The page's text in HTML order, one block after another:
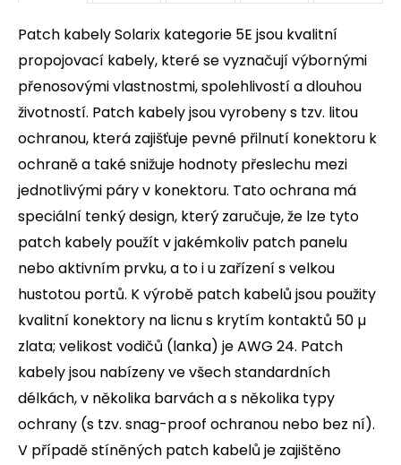
Patch kabely Solarix kategorie 5E jsou kvalitní
propojovací kabely, které se vyznačují výbornými
přenosovými vlastnostmi, spolehlivostí a dlouhou
životností. Patch kabely jsou vyrobeny s tzv. litou
ochranou, která zajišťuje pevné přilnutí konektoru k
ochraně a také snižuje hodnoty přeslechu mezi
jednotlivými páry v konektoru. Tato ochrana má
speciální tenký design, který zaručuje, že lze tyto
patch kabely použít v jakémkoliv patch panelu
nebo aktivním prvku, a to i u zařízení s velkou
hustotou portů. K výrobě patch kabelů jsou použity
kvalitní konektory na licnu s krytím kontaktů 50 µ
zlata; velikost vodičů (lanka) je AWG 24. Patch
kabely jsou nabízeny ve všech standardních
délkách, v několika barvách a s několika typy
ochrany (s tzv. snag-proof ochranou nebo bez ní).
V případě stíněných patch kabelů je zajištěno